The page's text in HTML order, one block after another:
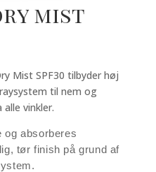
mist
Mist SPF30 tilbyder høj
til nem og
vinkler.
og absorberes
tør finish på grund af